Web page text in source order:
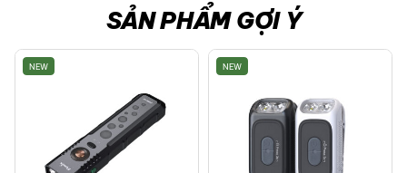
SẢN PHẨM GỢI Ý
NEW NEW